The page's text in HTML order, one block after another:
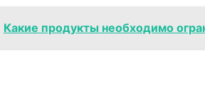
Какие продукты необходимо